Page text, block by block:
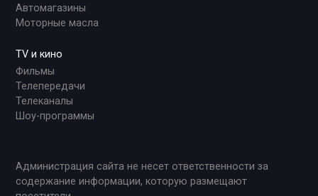
Автомагазины
Моторные масла
TV и кино
Фильмы
Телепередачи
Телеканалы
Шоу-программы
Администрация сайта не несет ответственности за
содержание информации, которую размещают